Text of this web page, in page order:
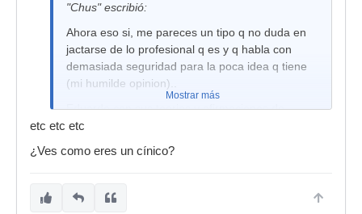
Yo eso no le he hecho. Me debes de haber leido
mal o malinterpretado..
"Chus" escribió:
Ahora eso si, me pareces un tipo q no duda en
jactarse de lo profesional q es y q habla con
demasiada seguridad para la poca idea q tiene
(mi humilde opinion)..
Eduardo con sus teorias y afirmaciones de
chichinabo, es una de los q mas crea Bulos en
clasico)
eduardoc.. me parece fantastico q te gusten, a
Mostrar más
etc etc etc
¿Ves como eres un cínico?